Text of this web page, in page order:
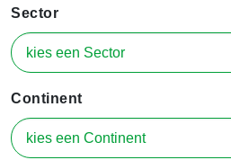
Sector
Continent